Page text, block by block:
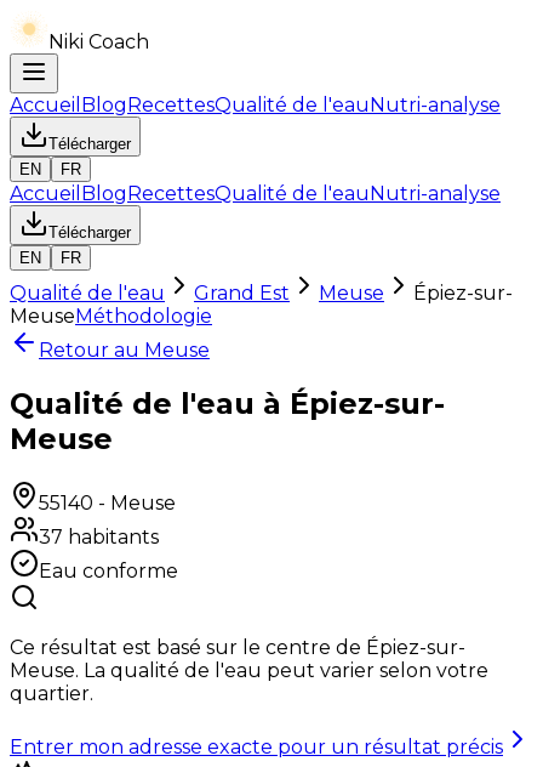
Niki Coach
Accueil BlogRecettesQualité de l'eauNutri-analyse
Télécharger
EN
FR
Accueil BlogRecettesQualité de l'eauNutri-analyse
Télécharger
EN
FR
Qualité de l'eau Grand Est Meuse
Épiez-sur-
MeuseMéthodologie
Retour au Meuse
Qualité de l'eau à Épiez-sur-
Meuse
55140 - Meuse
37 habitants
Eau conforme
Ce résultat est basé sur le centre de Épiez-sur-
Meuse. La qualité de l'eau peut varier selon votre
quartier.
Entrer mon adresse exacte pour un résultat précis